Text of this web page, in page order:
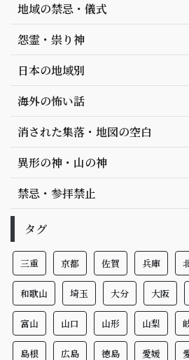
地域の禁忌・儀式
怨霊・祟り神
日本の地域別
海外の怖い話
消された集落・地図の空白
異形の神・山の神
禁忌・参拝禁止
タグ
三重 京都 佐賀 兵庫
和歌山 埼玉 大分 大阪
富山 山口 山形 山梨
島根 広島 徳島 愛媛